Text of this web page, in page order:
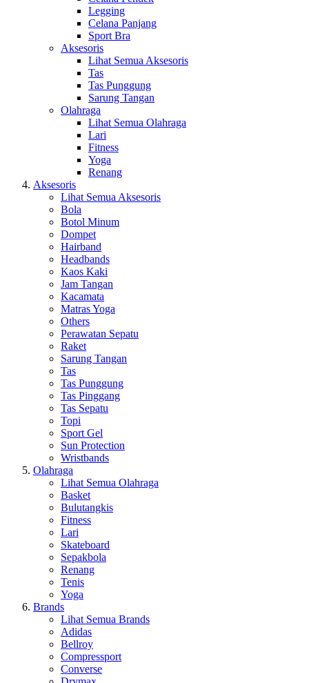
Legging
Celana Panjang
Sport Bra
Aksesoris
Lihat Semua Aksesoris
Tas
Tas Punggung
Sarung Tangan
Olahraga
Lihat Semua Olahraga
Lari
Fitness
Yoga
Renang
Aksesoris
Lihat Semua Aksesoris
Bola
Botol Minum
Dompet
Hairband
Headbands
Kaos Kaki
Jam Tangan
Kacamata
Matras Yoga
Others
Perawatan Sepatu
Raket
Sarung Tangan
Tas
Tas Punggung
Tas Pinggang
Tas Sepatu
Topi
Sport Gel
Sun Protection
Wristbands
Olahraga
Lihat Semua Olahraga
Basket
Bulutangkis
Fitness
Lari
Skateboard
Sepakbola
Renang
Tenis
Yoga
Brands
Lihat Semua Brands
Adidas
Bellroy
Compressport
Converse